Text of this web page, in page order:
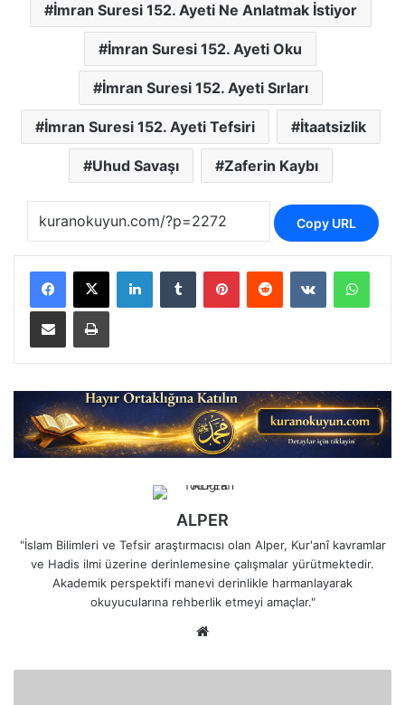
İmran Suresi 152. Ayeti Ne Anlatmak İstiyor
İmran Suresi 152. Ayeti Oku
İmran Suresi 152. Ayeti Sırları
İmran Suresi 152. Ayeti Tefsiri İtaatsizlik
Uhud Savaşı Zaferin Kaybı
Copy URL
LinkedInTumblr PinterestReddit VKontakte
E-Posta ile paylaş Yazdır
ALPER
"İslam Bilimleri ve Tefsir araştırmacısı olan Alper, Kur'anî kavramlar
ve Hadis ilmi üzerine derinlemesine çalışmalar yürütmektedir.
Akademik perspektifi manevi derinlikle harmanlayarak
okuyucularına rehberlik etmeyi amaçlar."